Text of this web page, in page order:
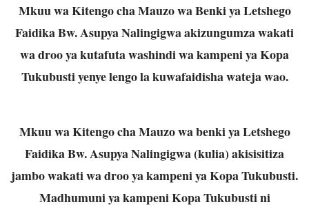
Mkuu wa Kitengo cha Mauzo wa Benki ya Letshego
Faidika Bw. Asupya Nalingigwa akizungumza wakati
wa droo ya kutafuta washindi wa kampeni ya Kopa
Tukubusti yenye lengo la kuwafaidisha wateja wao.
Mkuu wa Kitengo cha Mauzo wa benki ya Letshego
Faidika Bw. Asupya Nalingigwa (kulia) akisisitiza
jambo wakati wa droo ya kampeni ya Kopa Tukubusti.
Madhumuni ya kampeni Kopa Tukubusti ni